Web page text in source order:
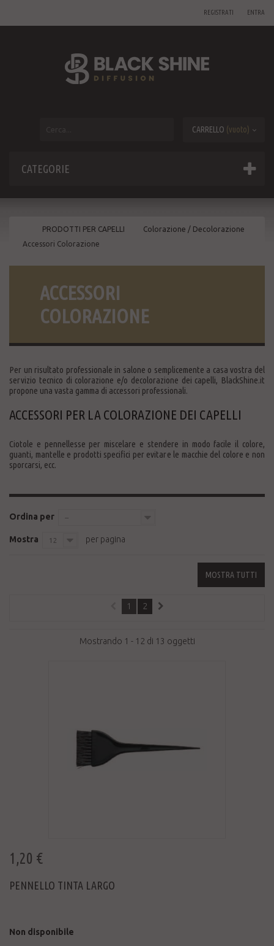
ENTRA
REGISTRATI
CARRELLO (vuoto)
CATEGORIE
PRODOTTI PER CAPELLI
Colorazione / Decolorazione
Accessori Colorazione
ACCESSORI
COLORAZIONE
Per un risultato professionale in salone o semplicemente a casa vostra del
servizio tecnico di colorazione e/o decolorazione dei capelli, BlackShine.it
propone una vasta gamma di accessori professionali.
ACCESSORI PER LA COLORAZIONE DEI CAPELLI
Ciotole e pennellesse per miscelare e stendere in modo facile il colore,
guanti, mantelle e prodotti specifici per evitare le macchie del colore e non
sporcarsi, ecc.
Ordina per --
Mostra 12 per pagina
MOSTRA TUTTI
1 2
Mostrando 1 - 12 di 13 oggetti
1,20 €
PENNELLO TINTA LARGO
Non disponibile